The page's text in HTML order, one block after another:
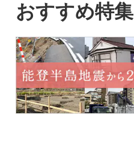
おすすめ特集